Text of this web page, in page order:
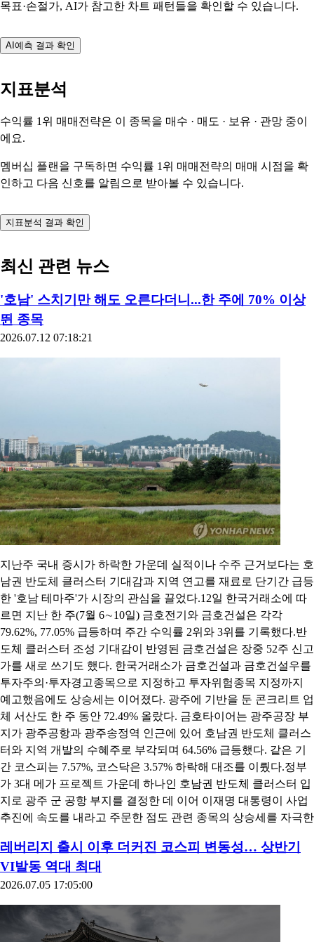
목표·손절가, AI가 참고한 차트 패턴들을 확인할 수 있습니다.
AI예측 결과 확인
지표분석
수익률 1위 매매전략은 이 종목을 매수 · 매도 · 보유 · 관망 중이
에요.
멤버십 플랜을 구독하면 수익률 1위 매매전략의 매매 시점을 확
인하고 다음 신호를 알림으로 받아볼 수 있습니다.
지표분석 결과 확인
최신 관련 뉴스
'호남' 스치기만 해도 오른다더니...한 주에 70% 이상
뛴 종목
2026.07.12 07:18:21
지난주 국내 증시가 하락한 가운데 실적이나 수주 근거보다는 호
남권 반도체 클러스터 기대감과 지역 연고를 재료로 단기간 급등
한 '호남 테마주'가 시장의 관심을 끌었다.12일 한국거래소에 따
르면 지난 한 주(7월 6∼10일) 금호전기와 금호건설은 각각
79.62%, 77.05% 급등하며 주간 수익률 2위와 3위를 기록했다.반
도체 클러스터 조성 기대감이 반영된 금호건설은 장중 52주 신고
가를 새로 쓰기도 했다. 한국거래소가 금호건설과 금호건설우를
투자주의·투자경고종목으로 지정하고 투자위험종목 지정까지
예고했음에도 상승세는 이어졌다. 광주에 기반을 둔 콘크리트 업
체 서산도 한 주 동안 72.49% 올랐다. 금호타이어는 광주공장 부
지가 광주공항과 광주송정역 인근에 있어 호남권 반도체 클러스
터와 지역 개발의 수혜주로 부각되며 64.56% 급등했다. 같은 기
간 코스피는 7.57%, 코스닥은 3.57% 하락해 대조를 이뤘다.정부
가 3대 메가 프로젝트 가운데 하나인 호남권 반도체 클러스터 입
지로 광주 군 공항 부지를 결정한 데 이어 이재명 대통령이 사업
추진에 속도를 내라고 주문한 점도 관련 종목의 상승세를 자극한
레버리지 출시 이후 더커진 코스피 변동성… 상반기
VI발동 역대 최대
2026.07.05 17:05:00